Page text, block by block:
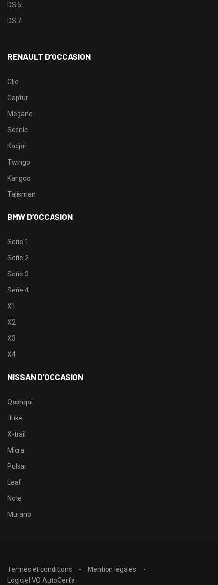
DS 5
DS 7
RENAULT D’OCCASION
Clio
Captur
Megane
Scenic
Kadjar
Twingo
Kangoo
Talisman
BMW D’OCCASION
Serie 1
Serie 2
Serie 3
Serie 4
X1
X2
X3
X4
NISSAN D’OCCASION
Qashqai
Juke
X-trail
Micra
Pulsar
Leaf
Note
Murano
Termes et conditions
Mention légales
Logiciel VO AutoCerfa